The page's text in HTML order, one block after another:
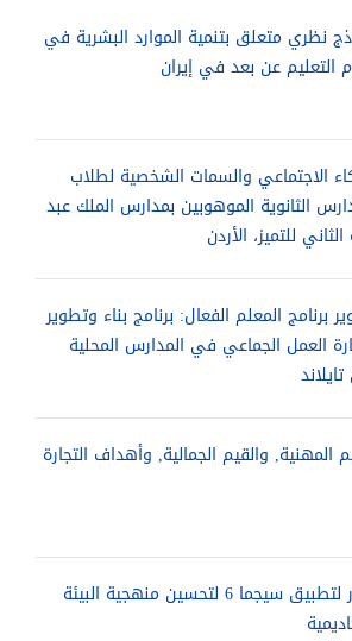
نظري متعلق بتنمية الموارد البشرية في
التعليم عن بعد في إيران
الاجتماعي والسمات الشخصية لطلاب
الثانوية الموهوبين بمدارس الملك عبد
الثاني للتميز، الأردن
برنامج المعلم الفعال: برنامج بناء وتطوير
العمل الجماعي في المدارس المحلية
المهنية, والقيم الجمالية, وأهداف التجارة
إطار لتطبيق سيجما 6 لتحسين منهجية البيئة